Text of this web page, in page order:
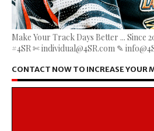
Make Your Track Days Better ... Since
#4SR ✄ individual@4SR.com ✎
CONTACT NOW TO INCREASE YOUR